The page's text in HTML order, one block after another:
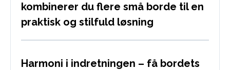
kombinerer du flere små borde til en
praktisk og stilfuld løsning
Harmoni i indretningen – få bordets